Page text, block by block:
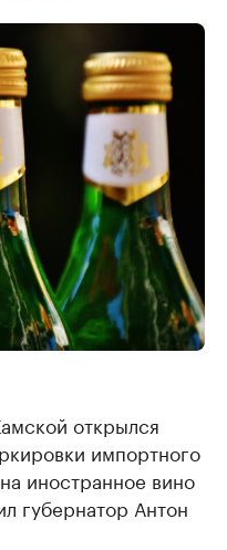
открылся
импортного
иностранное вино
губернатор Антон